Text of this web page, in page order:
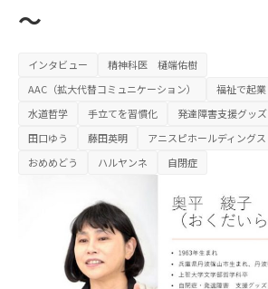
～
インタビュー
精神科医 樋端佑樹
AAC（拡大代替コミュニケーション）
福祉で起業
水道哲学
手立てを習慣化 発達障害支援グッズ
田口ゆう
藤田英明 アニスピホールディングス
おめめどう
ハルヤンネ 自閉症